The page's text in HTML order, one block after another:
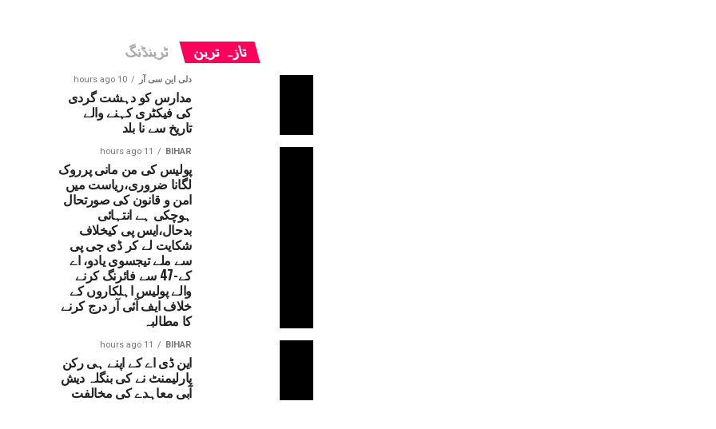
تازہ ترین ٹرینڈنگ
دلی این سی آر 10 hours ago
مدارس کو دہشت گردی
کی فیکٹری کہنے والے
تاریخ سے نا بلد
BIHAR
11 hours ago
پولیس کی من مانی پرروک
لگانا ضروری،ریاست میں
امن و قانون کی صورتحال
ہوچکی ہے انتہائی
بدحال،ایس پی کیخلاف
شکایت لے کر ڈی جی پی
سے ملے تیجسوی یادو، اے
کے-47 سے فائرنگ کرنے
والے پولیس اہلکاروں کے
خلاف ایف آئی آر درج کرنے
کا مطالبہ
BIHAR
11 hours ago
این ڈی اے کے اپنے ہی رکن
پارلیمنٹ نے کی بنگلہ دیش
آبی معاہدے کی مخالفت